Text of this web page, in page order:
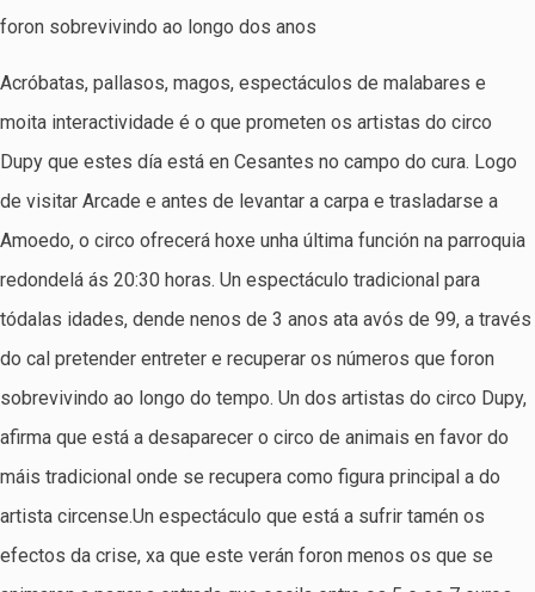
foron sobrevivindo ao longo dos anos
Acróbatas, pallasos, magos, espectáculos de malabares e
moita interactividade é o que prometen os artistas do circo
Dupy que estes día está en Cesantes no campo do cura. Logo
de visitar Arcade e antes de levantar a carpa e trasladarse a
Amoedo, o circo ofrecerá hoxe unha última función na parroquia
redondelá ás 20:30 horas. Un espectáculo tradicional para
tódalas idades, dende nenos de 3 anos ata avós de 99, a través
do cal pretender entreter e recuperar os números que foron
sobrevivindo ao longo do tempo. Un dos artistas do circo Dupy,
afirma que está a desaparecer o circo de animais en favor do
máis tradicional onde se recupera como figura principal a do
artista circense.Un espectáculo que está a sufrir tamén os
efectos da crise, xa que este verán foron menos os que se